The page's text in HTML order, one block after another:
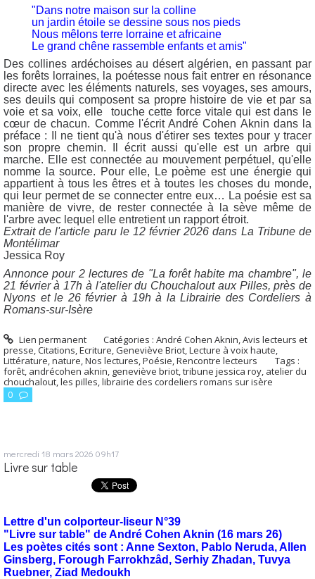
"Dans notre maison sur la colline
un jardin étoile se dessine sous nos pieds
Nous mêlons terre lorraine et africaine
Le grand chêne rassemble enfants et amis"
Des collines ardéchoises au désert algérien, en passant par
les forêts lorraines, la poétesse nous fait entrer en résonance
directe avec les éléments naturels, ses voyages, ses amours,
ses deuils qui composent sa propre histoire de vie et par sa
voie et sa voix, elle touche cette force vitale qui est dans le
cœur de chacun. Comme l'écrit André Cohen Aknin dans la
préface : Il ne tient qu'à nous d'étirer ses textes pour y tracer
son propre chemin. Il écrit aussi qu'elle est un arbre qui
marche. Elle est connectée au mouvement perpétuel, qu'elle
nomme la source. Pour elle, Le poème est une énergie qui
appartient à tous les êtres et à toutes les choses du monde,
qui leur permet de se connecter entre eux… La poésie est sa
manière de vivre, de rester connectée à la sève même de
l'arbre avec lequel elle entretient un rapport étroit.
Extrait de l'article paru le 12 février 2026 dans La Tribune de
Montélimar
Jessica Roy
Annonce pour 2 lectures de "La forêt habite ma chambre", le
21 février à 17h à l'atelier du Chouchalout aux Pilles, près de
Nyons et le 26 février à 19h à la Librairie des Cordeliers à
Romans-sur-Isère
Lien permanent Catégories :André Cohen Aknin,Avis lecteurs et
presse,Citations,Ecriture,Geneviève Briot,Lecture à voix haute,
Littérature,nature,Nos lectures,Poésie,Rencontre lecteurs
Tags :
forêt, andrécohen aknin, geneviève briot,tribune jessica roy, atelier du
chouchalout,les pilles,librairie des cordeliers romans sur isère
0
mercredi 18 mars 2026 09h17
Livre sur table
Lettre d'un colporteur-liseur N°39
"Livre sur table" de André Cohen Aknin (16 mars 26)
Les poètes cités sont : Anne Sexton, Pablo Neruda, Allen
Ginsberg, Forough Farrokhzâd, Serhiy Zhadan, Tuvya
Ruebner, Ziad Medoukh